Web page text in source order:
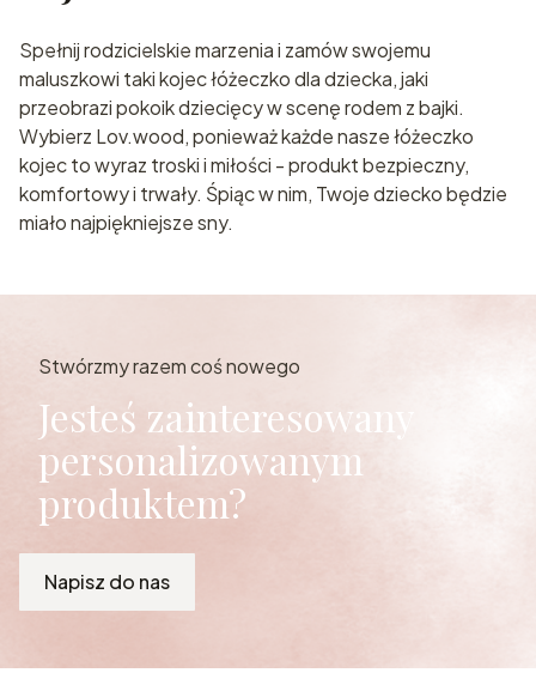
Spełnij rodzicielskie marzenia i zamów swojemu
maluszkowi taki kojec łóżeczko dla dziecka, jaki
przeobrazi pokoik dziecięcy w scenę rodem z bajki.
Wybierz Lov.wood, ponieważ każde nasze łóżeczko
kojec to wyraz troski i miłości - produkt bezpieczny,
komfortowy i trwały. Śpiąc w nim, Twoje dziecko będzie
miało najpiękniejsze sny.
Stwórzmy razem coś nowego
Jesteś zainteresowany
personalizowanym
produktem?
Napisz do nas